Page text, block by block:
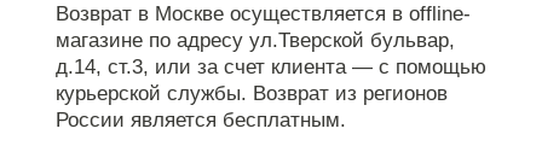
Возврат в Москве осуществляется в offline-
магазине по адресу ул.Тверской бульвар,
д.14, ст.3, или за счет клиента — с помощью
курьерской службы. Возврат из регионов
России является бесплатным.